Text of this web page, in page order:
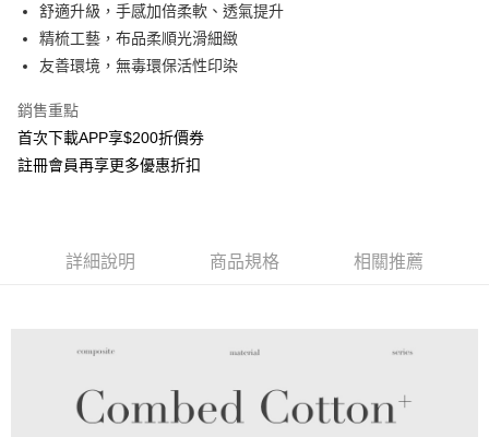
2.付款方式選擇「大哥付你分期」，訂單成立後會自動跳轉到大哥付的交易
成交易。
3.實際核准額度、可分期數及費用金額請依後續交易確認頁面所載為準。
消。如遇「轉專審核」未通過狀況，表示未達大哥付你分期系統評分，恕無
法說明評估內容。
【繳款方式說明】
1.分期款項不併入電信帳單，「大哥付你分期」於每月結算日後寄送繳費提
【注意事項】
資料（包含姓名、電話或地址）提供予台灣大哥大進項蒐集、處理及利用，
3.完整用戶服務條款，請詳閱以下連結：
https://oppay.tw/userRule
相關說明
【關於「AFTEE先享後付」】
便利好安心！
２．便利：只要手機號碼，簡訊認證，即可結帳。
３．安心：先確認商品／服務後，再付款。
【「AFTEE先享後付」結帳流程】
３．收到繳費通知簡訊後14天內，點擊此簡訊中的連結，可透過四大超商／
ATM／網路銀行／等多元方式進行付款，方視為交易完成。
※ 交易是否成功請以「AFTEE先享後付 」之結帳頁面顯示為準，若有關於
客戶支援中心」
https://netprotections.freshdesk.com/support/home
【注意事項】
ATM付款
運送方式
付款後全家取貨
每筆NT$65，滿NT$1,000(含以上)免運費
付款後7-11取貨
每筆NT$60，滿NT$1,000(含以上)免運費
舒適升級，手感加倍柔軟、透氣提升
精梳工藝，布品柔順光滑細緻
友善環境，無毒環保活性印染
銷售重點
首次下載APP享$200折價券
註冊會員再享更多優惠折扣
詳細說明 商品規格 相關推薦